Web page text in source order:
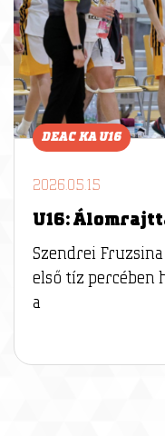
DEAC KA U16
2026.05.15
U16:
Szendrei
első tíz percében
a